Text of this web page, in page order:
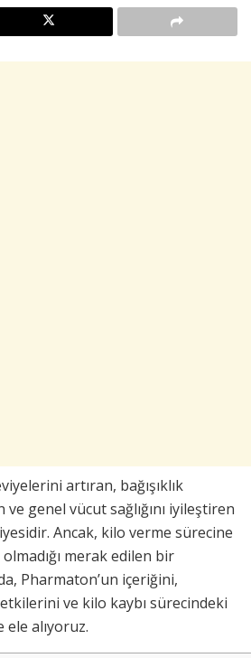
artıran, bağışıklık
genel vücut sağlığını iyileştiren
Ancak, kilo verme sürecine
merak edilen bir
Pharmaton’un içeriğini,
ve kilo kaybı sürecindeki
ele alıyoruz.